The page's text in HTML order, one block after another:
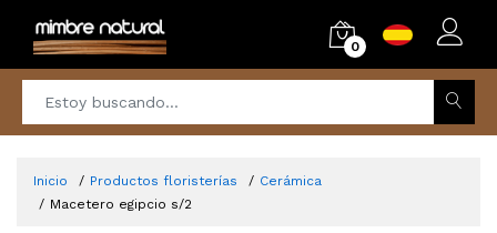
0
Inicio Productos floristerías
Cerámica
Macetero egipcio s/2